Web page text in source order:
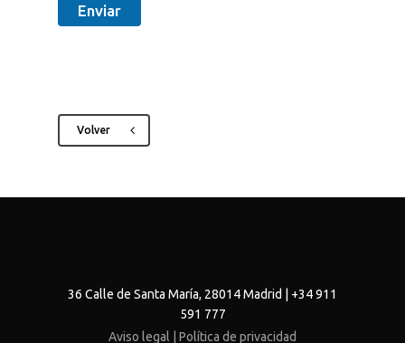
Enviar
Volver
36 Calle de Santa María, 28014 Madrid | +34 911
591 777
Aviso legal | Política de privacidad